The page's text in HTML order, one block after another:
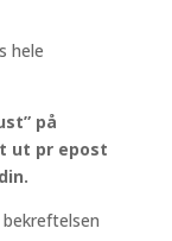
hele
på
ut pr epost